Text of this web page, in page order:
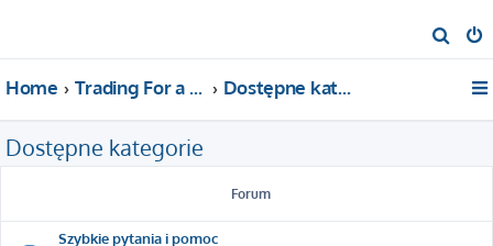
z
j
Home Trading For a Living Dostępne kategorie
Dostępne kategorie
Forum
Szybkie pytania i pomoc